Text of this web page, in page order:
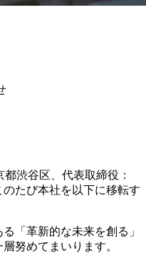
渋谷区、代表取締役：
たび本社を以下に移転す
「革新的な未来を創る」
努めてまいります。